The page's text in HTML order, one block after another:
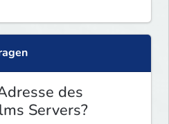
des
Servers?